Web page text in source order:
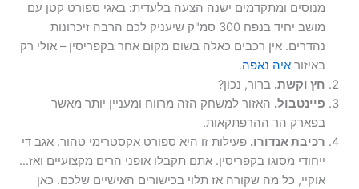
מנוסים ומתקדמים ישנה הצעה בלעדית: באגי ספורט קטן עם
מושב יחיד בנפח 300 סמ"ק שיעניק לכם הרבה זיכרונות
נהדרים. אין רכבים כאלה בשום מקום אחר בקפריסין – אולי רק
באיזוראיה נאפה.
חץ וקשת. ברור, נכון?
פיינטבול. האזור למשחק הזה מרווח ומעניין יותר מאשר
בפארק הר ההרפתקאות.
רכיבת אנדורו. פעילות זו היא ספורט אקסטרימי טהור. אגב די
ייחודי מסוגו בקפריסין. אתם תקבלו אופני הרים מקצועיים ואז…
אוקיי, כל מה שקורה אז תלוי בכישורים האישיים שלכם. כאן